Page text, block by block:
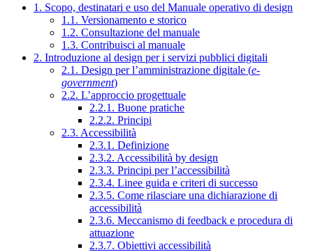
1. Scopo, destinatari e uso del Manuale operativo di design
1.1. Versionamento e storico
1.2. Consultazione del manuale
1.3. Contribuisci al manuale
2. Introduzione al design per i servizi pubblici digitali
2.1. Design per l’amministrazione digitale (e-
government)
2.2. L’approccio progettuale
2.2.1. Buone pratiche
2.2.2. Principi
2.3. Accessibilità
2.3.1. Definizione
2.3.2. Accessibilità by design
2.3.3. Principi per l’accessibilità
2.3.4. Linee guida e criteri di successo
2.3.5. Come rilasciare una dichiarazione di
accessibilità
2.3.6. Meccanismo di feedback e procedura di
attuazione
2.3.7. Obiettivi accessibilità